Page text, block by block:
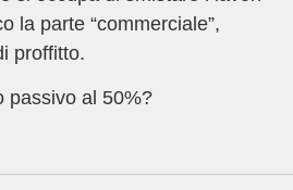
la parte “commerciale”,
proffitto.
passivo al 50%?